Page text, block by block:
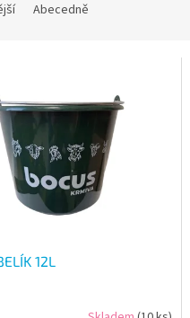
Abecedně
12L